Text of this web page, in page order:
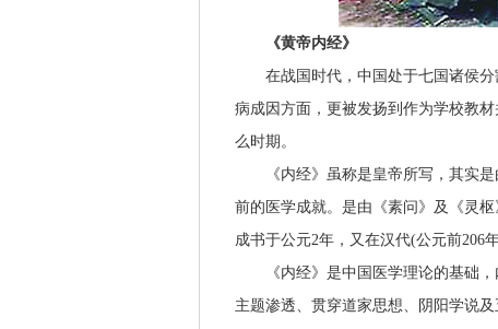
《黄帝内经》
在战国时代，中国处于七国诸侯分
病成因方面，更被发扬到作为学校教
么时期。
《内经》虽称是皇帝所写，其实是
前的医学成就。是由《素问》及《灵
成书于公元2年，又在汉代(公元前206
《内经》是中国医学理论的基础，
主题渗透、贯穿道家思想、阴阳学说及